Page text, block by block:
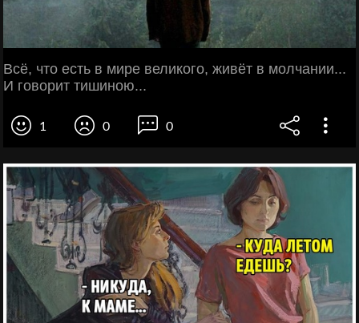
Всё, что есть в мире великого, живёт в молчании...
И говорит тишиною...
1 0 0